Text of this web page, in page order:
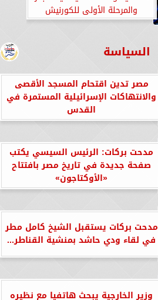
والمرحلة الأولى للكورنيش
بالمنصورة الجديدة
السياسة
مصر تدين اقتحام المسجد الأقصى
والانتهاكات الإسرائيلية المستمرة في
القدس
مدحت بركات: الرئيس السيسي يكتب
صفحة جديدة في تاريخ مصر بافتتاح
«الأوكتاجون»
مدحت بركات يستقبل الشيخ كامل مطر
في لقاء ودي حاشد بمنشية القناطر...
وزير الخارجية يبحث هاتفيا مع نظيره